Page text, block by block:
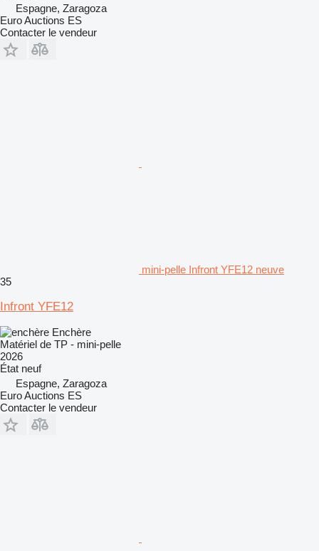
Espagne, Zaragoza
Euro Auctions ES
Contacter le vendeur
mini-pelle Infront YFE12 neuve
35
Infront YFE12
Enchère
Matériel de TP - mini-pelle
2026
État neuf
Espagne, Zaragoza
Euro Auctions ES
Contacter le vendeur